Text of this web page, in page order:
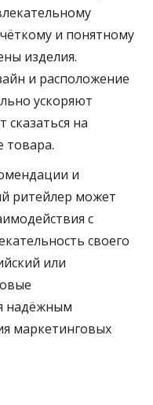
и понятному
изделия.
и расположение
ускоряют
сказаться на
товара.
и
ритейлер может
с
своего
или
надёжным
маркетинговых